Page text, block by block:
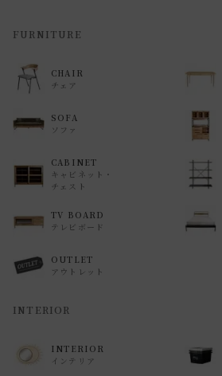
FURNITURE
CHAIR
チェア
SOFA
ソファ
CABINET
キャビネット・
チェスト
TV BOARD
テレビボード
OUTLET
アウトレット
INTERIOR
INTERIOR
インテリア